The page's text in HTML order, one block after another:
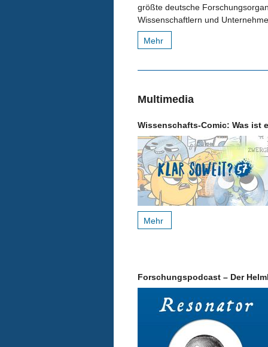
größte deutsche
Wissenschaftlern und
Mehr
Multimedia
Wissenschafts-Comic: Was ist
Mehr
Forschungspodcast – Der